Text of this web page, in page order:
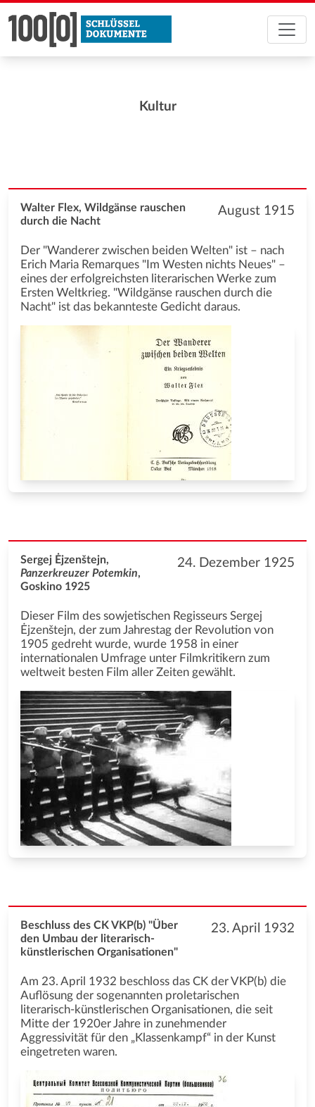
Kultur
August 1915
Walter Flex, Wildgänse rauschen
durch die Nacht
Der "Wanderer zwischen beiden Welten" ist – nach
Erich Maria Remarques "Im Westen nichts Neues" –
eines der erfolgreichsten literarischen Werke zum
Ersten Weltkrieg. "Wildgänse rauschen durch die
Nacht" ist das bekannteste Gedicht daraus.
24. Dezember 1925
Sergej Ėjzenštejn,
Panzerkreuzer Potemkin,
Goskino 1925
Dieser Film des sowjetischen Regisseurs Sergej
Ėjzenštejn, der zum Jahrestag der Revolution von
1905 gedreht wurde, wurde 1958 in einer
internationalen Umfrage unter Filmkritikern zum
weltweit besten Film aller Zeiten gewählt.
23. April 1932
Beschluss des CK VKP(b) "Über
den Umbau der literarisch-
künstlerischen Organisationen"
Am 23. April 1932 beschloss das СK der VKP(b) die
Auflösung der sogenannten proletarischen
literarisch-künstlerischen Organisationen, die seit
Mitte der 1920er Jahre in zunehmender
Aggressivität für den „Klassenkampf“ in der Kunst
eingetreten waren.